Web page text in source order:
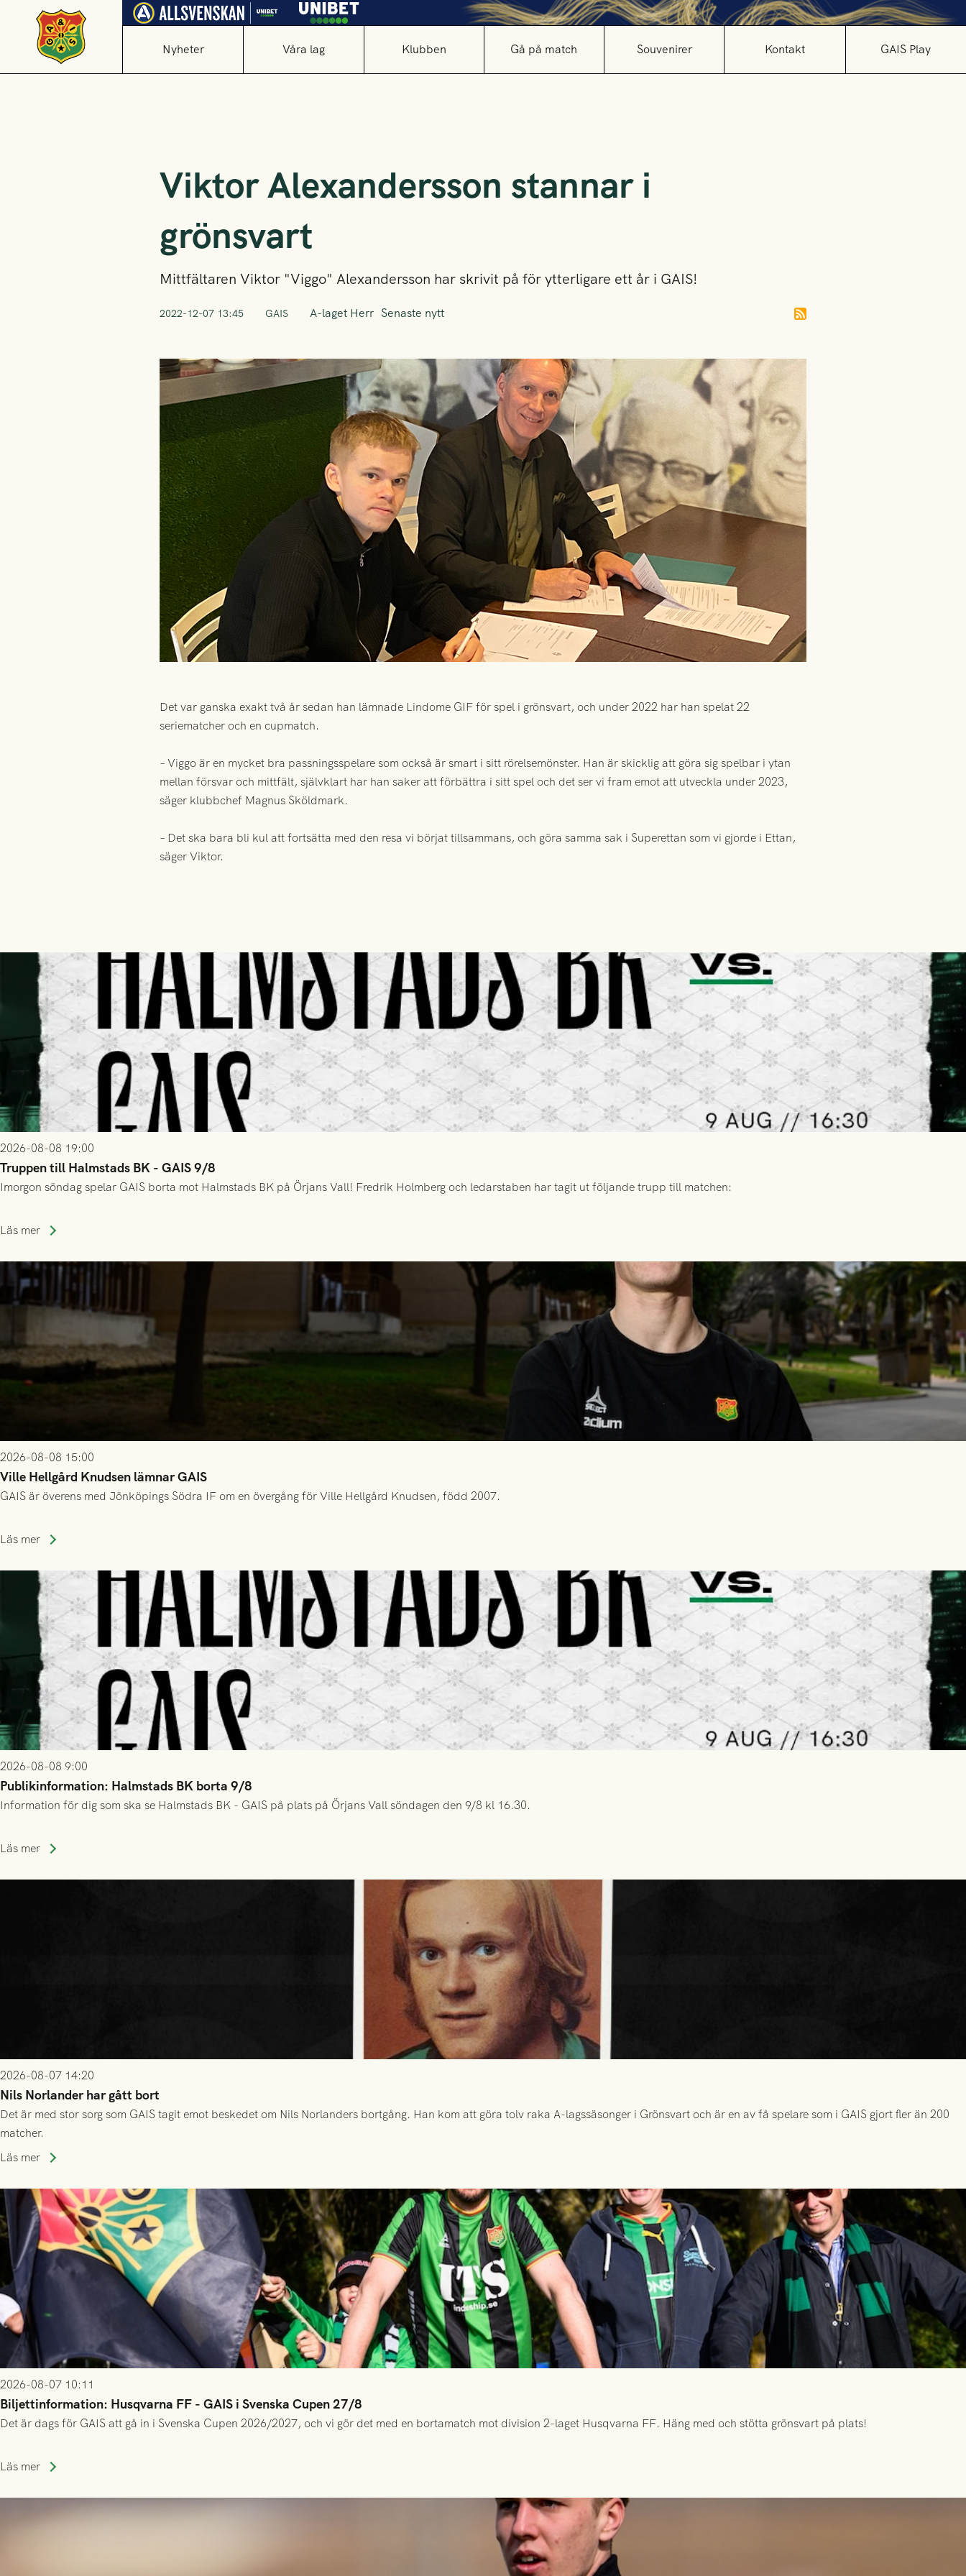
Nyheter Våra lag Klubben Gå på match Souvenirer Kontakt GAIS Play
Viktor Alexandersson stannar i
grönsvart
Mittfältaren Viktor "Viggo" Alexandersson har skrivit på för ytterligare ett år i GAIS!
2022-12-07 13:45 GAIS A-laget Herr Senaste nytt
Det var ganska exakt två år sedan han lämnade Lindome GIF för spel i grönsvart, och under 2022 har han spelat 22
seriematcher och en cupmatch.
– Viggo är en mycket bra passningsspelare som också är smart i sitt rörelsemönster. Han är skicklig att göra sig spelbar i ytan
mellan försvar och mittfält, självklart har han saker att förbättra i sitt spel och det ser vi fram emot att utveckla under 2023,
säger klubbchef Magnus Sköldmark.
– Det ska bara bli kul att fortsätta med den resa vi börjat tillsammans, och göra samma sak i Superettan som vi gjorde i Ettan,
säger Viktor.
2026-08-08 19:00
Truppen till Halmstads BK - GAIS 9/8
Imorgon söndag spelar GAIS borta mot Halmstads BK på Örjans Vall! Fredrik Holmberg och ledarstaben har tagit ut följande trupp till matchen:
Läs mer
2026-08-08 15:00
Ville Hellgård Knudsen lämnar GAIS
GAIS är överens med Jönköpings Södra IF om en övergång för Ville Hellgård Knudsen, född 2007.
Läs mer
2026-08-08 9:00
Publikinformation: Halmstads BK borta 9/8
Information för dig som ska se Halmstads BK - GAIS på plats på Örjans Vall söndagen den 9/8 kl 16.30.
Läs mer
2026-08-07 14:20
Nils Norlander har gått bort
Det är med stor sorg som GAIS tagit emot beskedet om Nils Norlanders bortgång. Han kom att göra tolv raka A-lagssäsonger i Grönsvart och är en av få spelare som i GAIS gjort fler än 200
matcher.
Läs mer
2026-08-07 10:11
Biljettinformation: Husqvarna FF - GAIS i Svenska Cupen 27/8
Det är dags för GAIS att gå in i Svenska Cupen 2026/2027, och vi gör det med en bortamatch mot division 2-laget Husqvarna FF. Häng med och stötta grönsvart på plats!
Läs mer